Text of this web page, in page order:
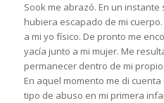
Sook me abrazó. En un
hubiera escapado de mi
a mi yo físico. De pronto me
yacía junto a mi mujer. Me
permanecer dentro de mi
En aquel momento me di
tipo de abuso en mi primera